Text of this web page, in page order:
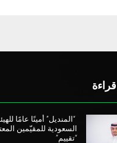
قراءة
“المنديل” أمينًا عامًا
السعودية للمقيّمين
“تقييم”